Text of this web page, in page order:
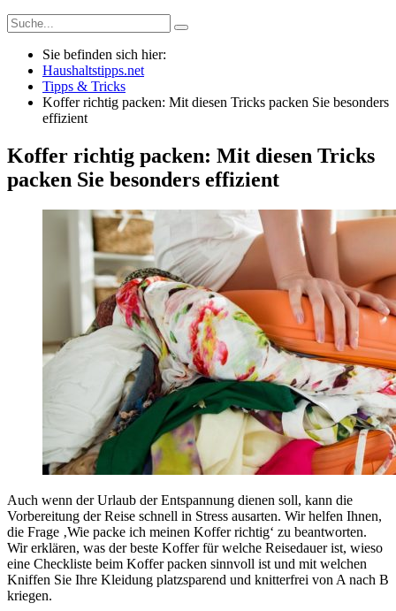
Sie befinden sich hier:
Haushaltstipps.net
Tipps & Tricks
Koffer richtig packen: Mit diesen Tricks packen Sie besonders
effizient
Koffer richtig packen: Mit diesen Tricks
packen Sie besonders effizient
Auch wenn der Urlaub der Entspannung dienen soll, kann die
Vorbereitung der Reise schnell in Stress ausarten. Wir helfen Ihnen,
die Frage ‚Wie packe ich meinen Koffer richtig‘ zu beantworten.
Wir erklären, was der beste Koffer für welche Reisedauer ist, wieso
eine Checkliste beim Koffer packen sinnvoll ist und mit welchen
Kniffen Sie Ihre Kleidung platzsparend und knitterfrei von A nach B
kriegen.